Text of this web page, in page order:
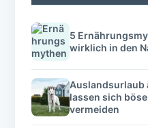
5
wirklich in den
Auslandsurlaub
lassen sich
vermeiden